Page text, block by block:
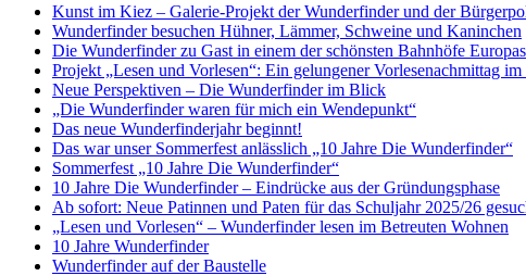
Kunst im Kiez – Galerie-Projekt der Wunderfinder und der
Wunderfinder besuchen Hühner, Lämmer, Schweine und Kaninchen
Die Wunderfinder zu Gast in einem der schönsten Bahnhöfe Europas
Projekt „Lesen und Vorlesen“: Ein gelungener Vorlesenachmittag
Neue Perspektiven – Die Wunderfinder im Blick
„Die Wunderfinder waren für mich ein Wendepunkt“
Das neue Wunderfinderjahr beginnt!
Das war unser Sommerfest anlässlich „10 Jahre Die Wunderfinder“
Sommerfest „10 Jahre Die Wunderfinder“
10 Jahre Die Wunderfinder – Eindrücke aus der Gründungsphase
Ab sofort: Neue Patinnen und Paten für das Schuljahr 2025/26
„Lesen und Vorlesen“ – Wunderfinder lesen im Betreuten Wohnen
10 Jahre Wunderfinder
Wunderfinder auf der Baustelle